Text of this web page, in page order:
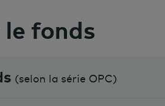
fonds
(selon la série OPC)